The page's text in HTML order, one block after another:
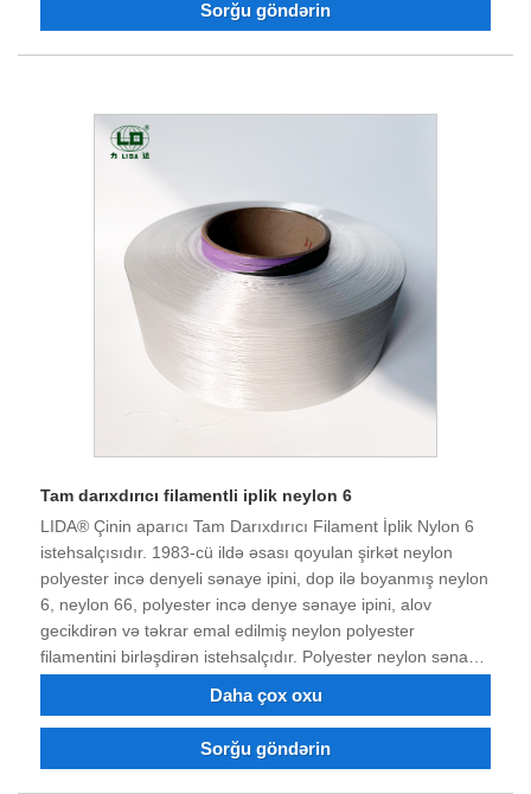
iplik sifariş edə bilərsiniz. Qırx illik çətinliklərdən, texnoloji
Sorğu göndərin
Tam darıxdırıcı filamentli iplik neylon 6
LIDA® Çinin aparıcı Tam Darıxdırıcı Filament İplik Nylon 6
istehsalçısıdır. 1983-cü ildə əsası qoyulan şirkət neylon
polyester incə denyeli sənaye ipini, dop ilə boyanmış neylon
6, neylon 66, polyester incə denye sənaye ipini, alov
gecikdirən və təkrar emal edilmiş neylon polyester
filamentini birləşdirən istehsalçıdır. Polyester neylon sənaye
mübarizə və texnoloji transformasiya və innovasiyadan
tərifini qazanmışdır. İndi şirkət güclü texniki gücə, əla
Daha çox oxu
Sorğu göndərin